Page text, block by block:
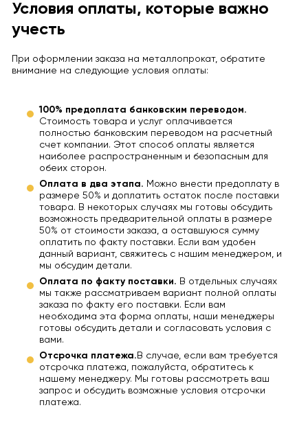
Условия оплаты, которые важно
учесть
При оформлении заказа на металлопрокат, обратите
внимание на следующие условия оплаты:
100% предоплата банковским переводом.
Стоимость товара и услуг оплачивается
полностью банковским переводом на расчетный
счет компании. Этот способ оплаты является
наиболее распространенным и безопасным для
обеих сторон.
Оплата в два этапа. Можно внести предоплату в
размере 50% и доплатить остаток после поставки
товара. В некоторых случаях мы готовы обсудить
возможность предварительной оплаты в размере
50% от стоимости заказа, а оставшуюся сумму
оплатить по факту поставки. Если вам удобен
данный вариант, свяжитесь с нашим менеджером, и
мы обсудим детали.
Оплата по факту поставки. В отдельных случаях
мы также рассматриваем вариант полной оплаты
заказа по факту его поставки. Если вам
необходима эта форма оплаты, наши менеджеры
готовы обсудить детали и согласовать условия с
вами.
Отсрочка платежа. В случае, если вам требуется
отсрочка платежа, пожалуйста, обратитесь к
нашему менеджеру. Мы готовы рассмотреть ваш
запрос и обсудить возможные условия отсрочки
платежа.